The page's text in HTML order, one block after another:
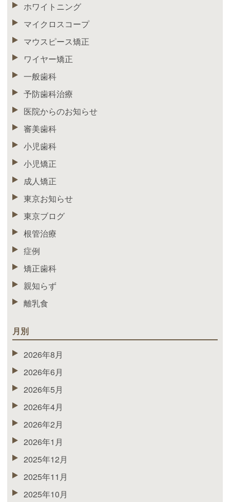
ホワイトニング
マイクロスコープ
マウスピース矯正
ワイヤー矯正
一般歯科
予防歯科治療
医院からのお知らせ
審美歯科
小児歯科
小児矯正
成人矯正
東京お知らせ
東京ブログ
根管治療
症例
矯正歯科
親知らず
離乳食
月別
2026年8月
2026年6月
2026年5月
2026年4月
2026年2月
2026年1月
2025年12月
2025年11月
2025年10月